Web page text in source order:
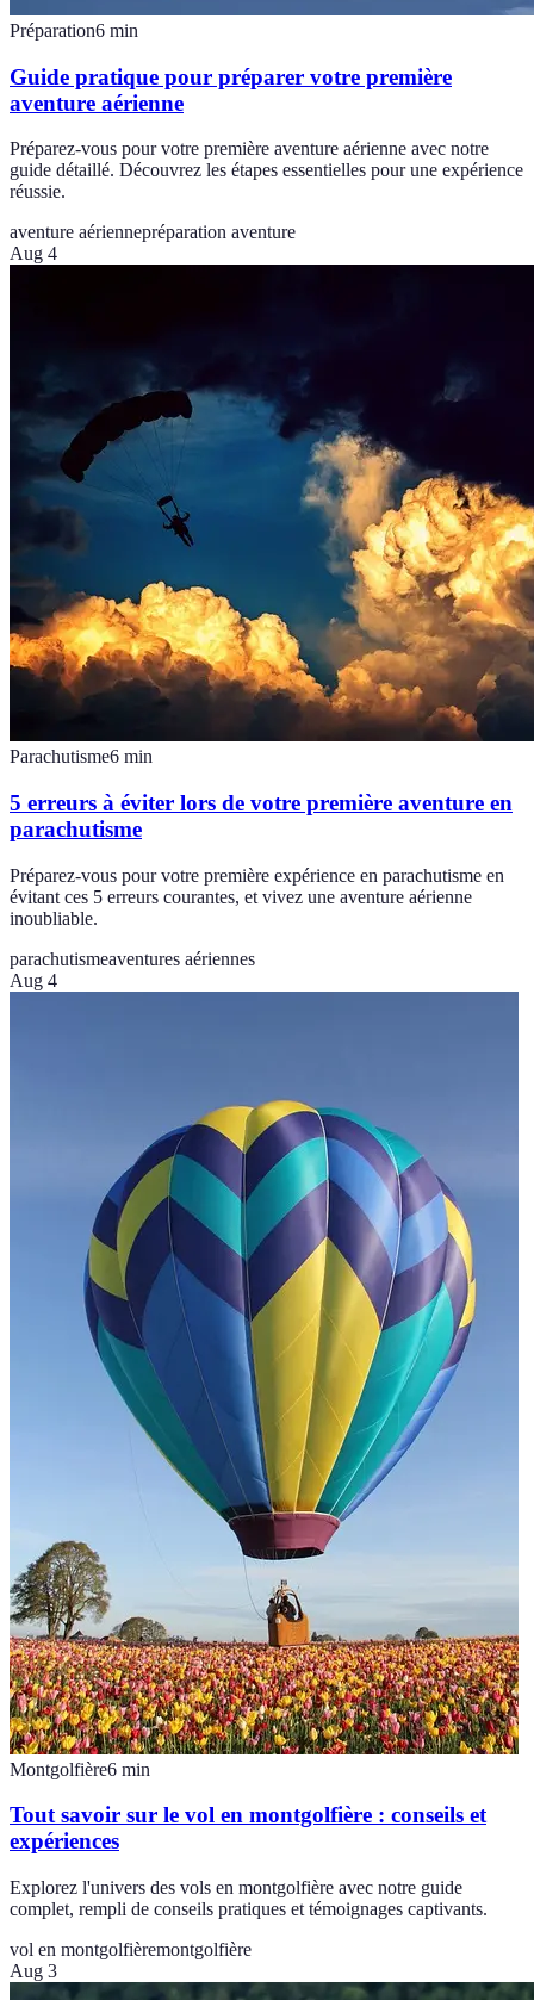
Préparation6 min
Guide pratique pour préparer votre première
aventure aérienne
Préparez-vous pour votre première aventure aérienne avec notre
guide détaillé. Découvrez les étapes essentielles pour une expérience
réussie.
aventure aériennepréparation aventure
Aug 4
Parachutisme6 min
5 erreurs à éviter lors de votre première aventure en
parachutisme
Préparez-vous pour votre première expérience en parachutisme en
évitant ces 5 erreurs courantes, et vivez une aventure aérienne
inoubliable.
parachutismeaventures aériennes
Aug 4
Montgolfière6 min
Tout savoir sur le vol en montgolfière : conseils et
expériences
Explorez l'univers des vols en montgolfière avec notre guide
complet, rempli de conseils pratiques et témoignages captivants.
vol en montgolfièremontgolfière
Aug 3